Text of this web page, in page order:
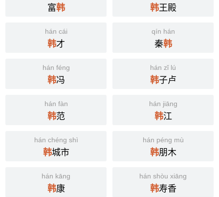
富韩 韩王殿
hán cái
韩才
qín hán
秦韩
hán féng
韩冯
hán zǐ lú
韩子卢
hán fàn
韩范
hán jiāng
韩江
hán chéng shì
韩城市
hán péng mù
韩朋木
hán kāng
韩康
hán shòu xiāng
韩寿香